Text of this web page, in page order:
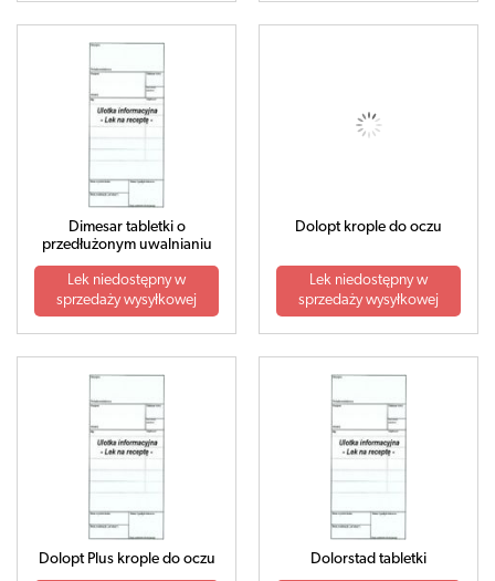
Dimesar tabletki o
przedłużonym uwalnianiu
Lek niedostępny w
sprzedaży wysyłkowej
Dolopt krople do oczu
Lek niedostępny w
sprzedaży wysyłkowej
Dolopt Plus krople do oczu Dolorstad tabletki